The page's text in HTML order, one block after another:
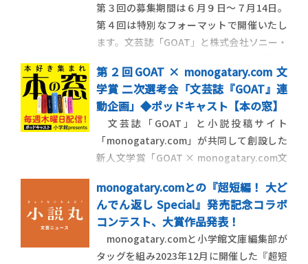
第３回の募集期間は６月９日〜７月14日。
第４回は特別なフォーマットで開催いたし
ます。文芸誌「GOAT」と株式会社ソニー・
るストーリーエンタテインメントプラット
フォーム「monogatary.com」が共同して
運営する【GOAT × monogatary.com 文学
賞】の第２回の
第２回GOAT × monogatary.com 文
学賞 二次選考会「文芸誌『GOAT』連
動企画」◆ポッドキャスト【本の窓】
文芸誌「GOAT」と小説投稿サイト
「monogatary.com」が共同して創設した
新人文学賞「GOAT × monogatary.com文
「GOAT」第２号で発表します。新たな試み
として、最終候補作を決める二次選考の模
様を３回に分けて配信します。二次選考に
残った59作品すべてに選考
monogatary.comとの『超短編！ 大ど
んでん返し Special』発売記念コラボ
コンテスト、大賞作品発表！
monogatary.comと小学館文庫編集部が
タッグを組み2023年12月に開催した『超短